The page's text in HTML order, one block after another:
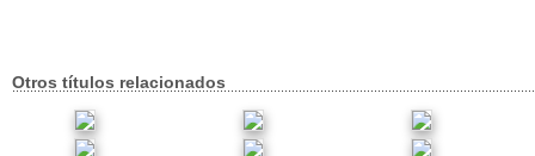
Otros títulos relacionados